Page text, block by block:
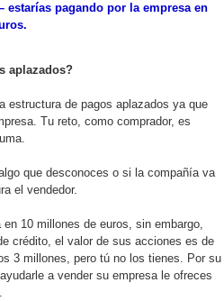
estarías pagando por la empresa en
aplazados?
estructura de pagos aplazados ya que
Tu reto, como comprador, es
que desconoces o si la compañía va
el vendedor.
10 millones de euros, sin embargo,
crédito, el valor de sus acciones es de
3 millones, pero tú no los tienes. Por su
a vender su empresa le ofreces